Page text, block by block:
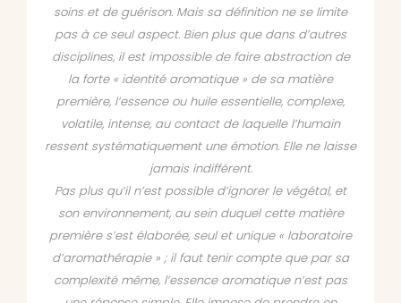
soins et de guérison. Mais sa définition ne se limite
pas à ce seul aspect. Bien plus que dans d’autres
disciplines, il est impossible de faire abstraction de
la forte « identité aromatique » de sa matière
première, l’essence ou huile essentielle, complexe,
volatile, intense, au contact de laquelle l’humain
ressent systématiquement une émotion. Elle ne laisse
jamais indifférent.
Pas plus qu’il n’est possible d’ignorer le végétal, et
son environnement, au sein duquel cette matière
première s’est élaborée, seul et unique « laboratoire
d’aromathérapie » ; il faut tenir compte que par sa
complexité même, l’essence aromatique n’est pas